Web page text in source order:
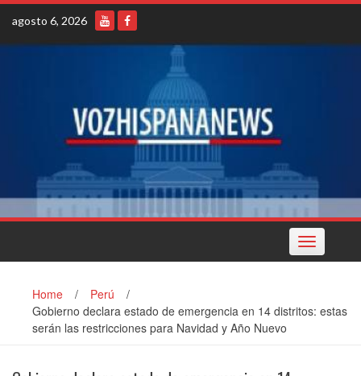
Skip
content
agosto 6, 2026
Toggle
navigation
Home / Perú
/
Gobierno declara estado de emergencia en 14 distritos: estas
serán las restricciones para Navidad y Año Nuevo